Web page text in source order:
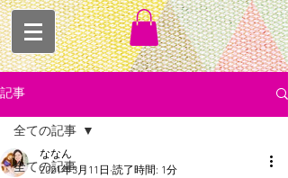
記事
全ての記事
全ての記事
ななん
2021年3月11日 読了時間: 1分